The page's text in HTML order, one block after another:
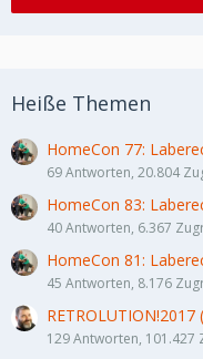
Heiße Themen
HomeCon 77:
69 Antworten, 20.804
HomeCon 83:
40 Antworten, 6.367
HomeCon 81:
45 Antworten, 8.176
129 Antworten, 101.427